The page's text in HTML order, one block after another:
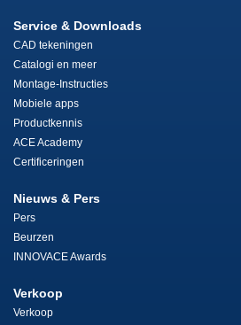
Service & Downloads
CAD tekeningen
Catalogi en meer
Montage-Instructies
Mobiele apps
Productkennis
ACE Academy
Certificeringen
Nieuws & Pers
Pers
Beurzen
INNOVACE Awards
Verkoop
Verkoop